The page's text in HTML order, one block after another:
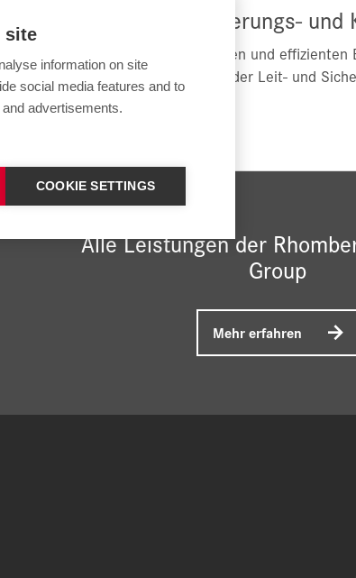
Leit-, Sicherungs-
Für den sicheren und
Komponenten der Leit- und
Alle Leistungen der
Group
Mehr erfahren
site
information on site
social media features and to
advertisements.
COOKIE SETTINGS